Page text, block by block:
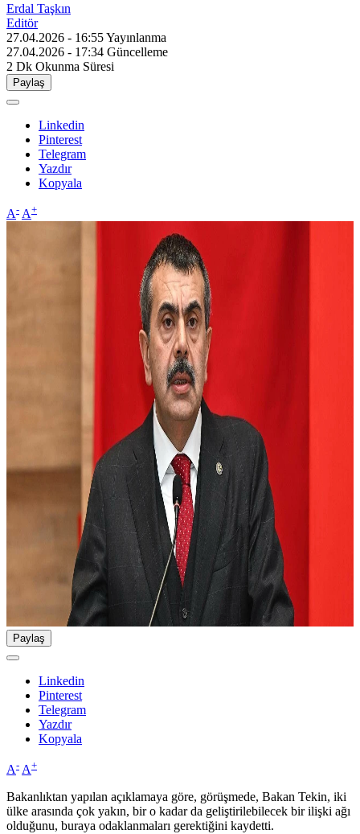
Erdal Taşkın
Editör
27.04.2026 - 16:55Yayınlanma
27.04.2026 - 17:34 Güncelleme
2 Dk Okunma Süresi
Paylaş
Linkedin
Pinterest
Telegram
Yazdır
Kopyala
A- A+
Paylaş
Linkedin
Pinterest
Telegram
Yazdır
Kopyala
A- A+
Bakanlıktan yapılan açıklamaya göre, görüşmede, Bakan Tekin, iki
ülke arasında çok yakın, bir o kadar da geliştirilebilecek bir ilişki ağı
olduğunu, buraya odaklanmaları gerektiğini kaydetti.